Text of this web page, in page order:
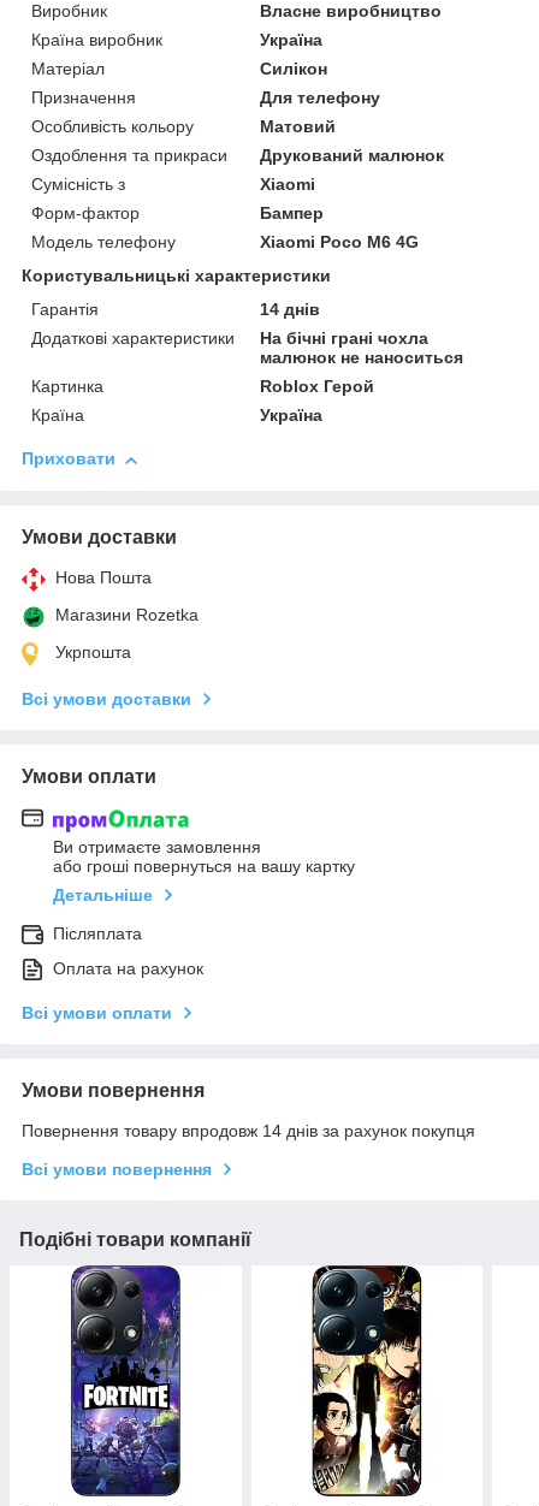
Виробник
Власне виробництво
Країна виробник
Україна
Матеріал
Силікон
Призначення
Для телефону
Особливість кольору
Матовий
Оздоблення та прикраси
Друкований малюнок
Сумісність з
Xiaomi
Форм-фактор
Бампер
Модель телефону
Xiaomi Poco M6 4G
Користувальницькі характеристики
Гарантія
14 днів
Додаткові характеристики
На бічні грані чохла
малюнок не наноситься
Картинка
Roblox Герой
Країна
Україна
Приховати
Умови доставки
Нова Пошта
Магазини Rozetka
Укрпошта
Всі умови доставки
Умови оплати
Ви отримаєте замовлення
або гроші повернуться на вашу картку
Детальніше
Післяплата
Оплата на рахунок
Всі умови оплати
Умови повернення
Повернення товару впродовж 14 днів за рахунок покупця
Всі умови повернення
Подібні товари компанії